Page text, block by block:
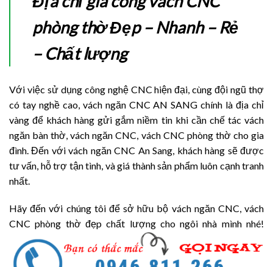
phòng thờ Đẹp – Nhanh – Rẻ
– Chất lượng
Với việc sử dụng công nghệ CNC hiện đại, cùng đội ngũ thợ
có tay nghề cao, vách ngăn CNC AN SANG chính là địa chỉ
vàng để khách hàng gửi gắm niềm tin khi cần chế tác vách
ngăn bàn thờ, vách ngăn CNC, vách CNC phòng thờ cho gia
đình. Đến với vách ngăn CNC An Sang, khách hàng sẽ được
tư vấn, hỗ trợ tận tình, và giá thành sản phẩm luôn cạnh tranh
nhất.
Hãy đến với chúng tôi để sở hữu bộ vách ngăn CNC, vách
CNC phòng thờ đẹp chất lượng cho ngôi nhà mình nhé!